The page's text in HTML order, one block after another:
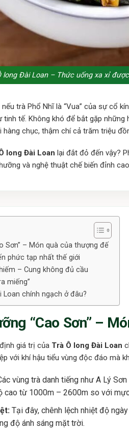
long Đài Loan – Thức uống xa xỉ
trà Phổ Nhĩ là “Vua” của sự cổ
tế. Không khó để bắt gặp
hàng chục, thậm chí cả trăm triệu
long Đài Loan lại đắt đỏ đến vậy?
và nghệ thuật chế biến đỉnh
Sơn” – Món quà của thượng đế
phức tạp nhất thế giới
– Cung không đủ cầu
miếng”
Loan chính ngạch ở đâu?
“Cao Sơn” –
giá trị của Trà Ô long Đài Loan
với khí hậu tiểu vùng độc đáo mà
vùng trà danh tiếng như A Lý
cao từ 1000m – 2600m so với
Tại đây, chênh lệch nhiệt độ
độ ánh sáng mặt trời.